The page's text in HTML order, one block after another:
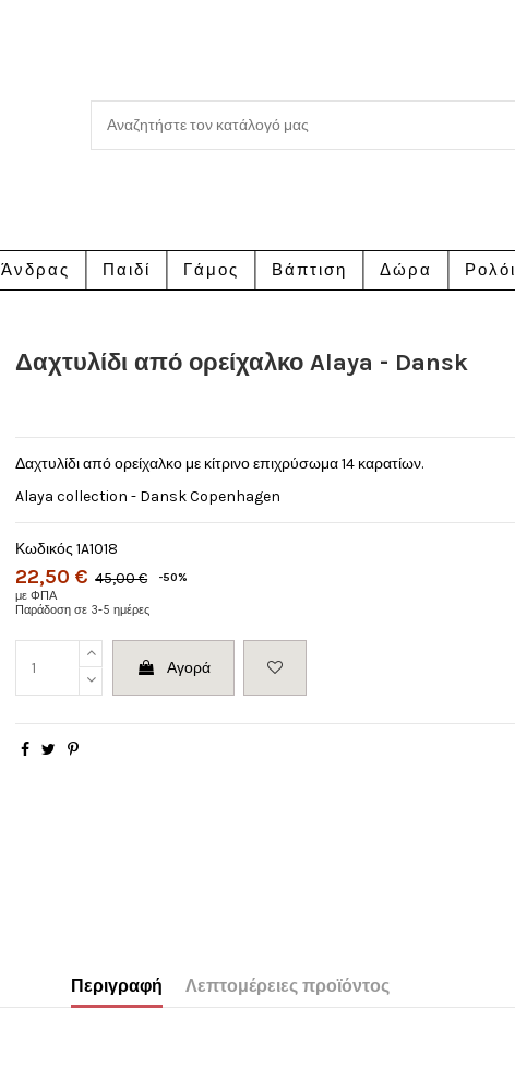
Άνδρας Παιδί Γάμος Βάπτιση Δώρα Ρολόι
Δαχτυλίδι από ορείχαλκο Alaya - Dansk
Δαχτυλίδι από ορείχαλκο με κίτρινο επιχρύσωμα 14 καρατίων.
Alaya collection - Dansk Copenhagen
Κωδικός 1A1018
22,50 € 45,00 €
-50%
με ΦΠΑ
Παράδοση σε 3-5 ημέρες
Αγορά
Περιγραφή Λεπτομέρειες προϊόντος